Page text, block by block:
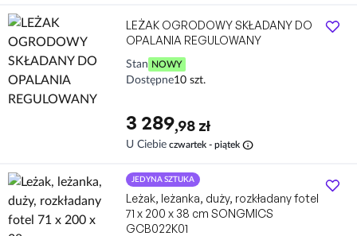
LEŻAK OGRODOWY SKŁADANY DO
OPALANIA REGULOWANY
Stan NOWY
Dostępne10 szt.
3 289,98 zł
U Ciebie czwartek - piątek info
JEDYNA SZTUKA
Leżak, leżanka, duży, rozkładany fotel
71 x 200 x 38 cm SONGMICS
GCB022K01